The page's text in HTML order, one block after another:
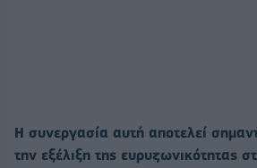
Η συνεργασία αυτή αποτελεί
την εξέλιξη της ευρυζωνικότητας